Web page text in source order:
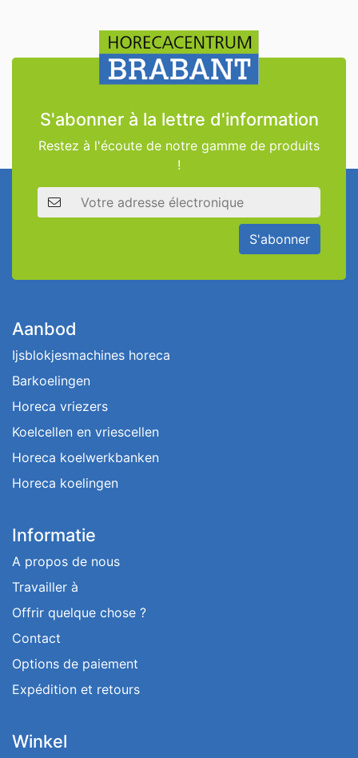
S'abonner à la lettre d'information
Restez à l'écoute de notre gamme de produits
!
Adresse électronique
S'abonner
Aanbod
Ijsblokjesmachines horeca
Barkoelingen
Horeca vriezers
Koelcellen en vriescellen
Horeca koelwerkbanken
Horeca koelingen
Informatie
A propos de nous
Travailler à
Offrir quelque chose ?
Contact
Options de paiement
Expédition et retours
Winkel